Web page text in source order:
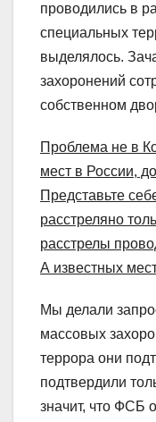
проводились в
специальных
выделялось.
захоронений
собственном
Проблема не в
мест в России,
Представьте
расстреляно
расстрелы
А известных
Мы делали
массовых
террора они
подтвердили
значит, что ФСБ